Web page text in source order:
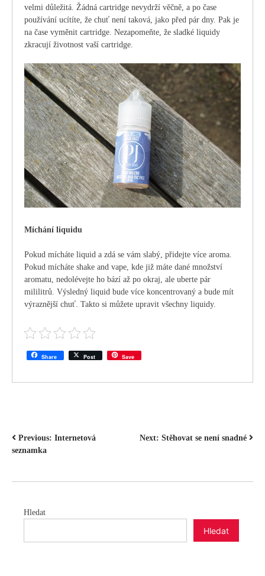
velmi důležitá. Žádná cartridge nevydrží věčně, a po čase
používání ucítíte, že chuť není taková, jako před pár dny. Pak je
na čase vyměnit cartridge. Nezapomeňte, že sladké liquidy
zkracují životnost vaší cartridge.
Míchání liquidu
Pokud mícháte liquid a zdá se vám slabý, přidejte více aroma.
Pokud mícháte shake and vape, kde již máte dané množství
aromatu, nedolévejte ho bází až po okraj, ale uberte pár
mililitrů. Výsledný liquid bude více koncentrovaný a bude mít
výraznější chuť. Takto si můžete upravit všechny liquidy.
Share Post Save
NAVIGACE
Previous: Internetová
seznamka
Next: Stěhovat se není snadné
Hledat
Hledat